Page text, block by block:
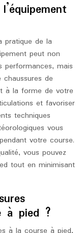
pratique de la
peut non
mais
de
à la forme de votre
et favoriser
techniques
vous
votre course.
vous pouvez
tout en minimisant
à pied ?